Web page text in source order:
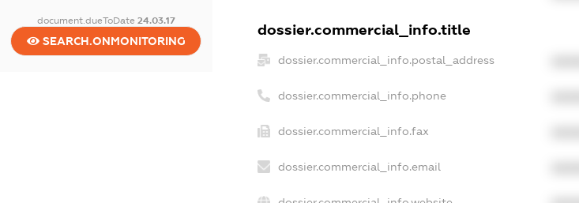
document.dueToDate 24.03.17
SEARCH.ONMONITORING
dossier.commercial_info.title
dossier.commercial_info.postal_address
dossier.commercial_info.phone
dossier.commercial_info.fax
dossier.commercial_info.email